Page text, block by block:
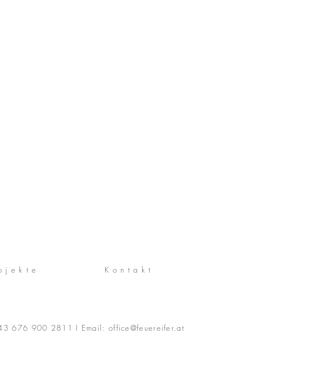
Kontakt
676 900 2811 I Email: office@feuereifer.at